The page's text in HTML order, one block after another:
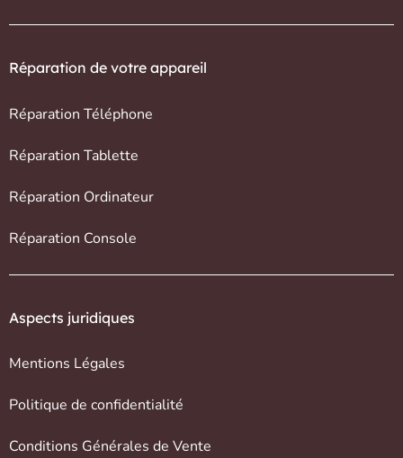
Réparation de votre appareil
Réparation Téléphone
Réparation Tablette
Réparation Ordinateur
Réparation Console
Aspects juridiques
Mentions Légales
Politique de confidentialité
Conditions Générales de Vente